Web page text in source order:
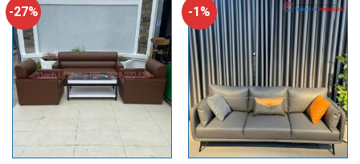
-27% -1%